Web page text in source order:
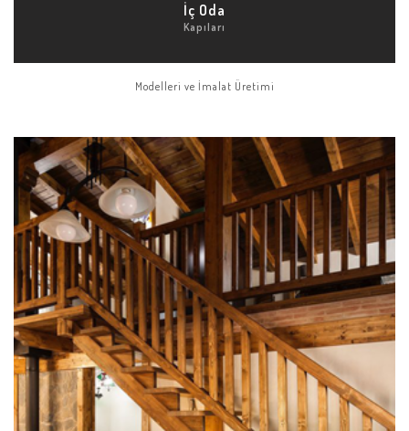
İç Oda
Kapıları
Modelleri ve İmalat Üretimi